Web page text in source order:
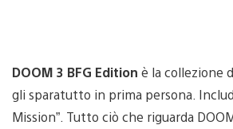
DOOM 3 BFG Edition è la collezione
gli sparatutto in prima persona.
Mission”. Tutto ciò che riguarda